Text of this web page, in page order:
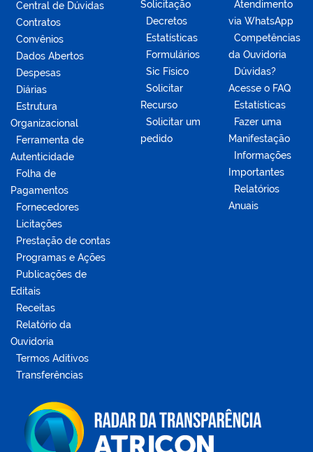
Central de Dúvidas
Contratos
Convênios
Dados Abertos
Despesas
Diárias
Estrutura
Organizacional
Ferramenta de
Autenticidade
Folha de
Pagamentos
Fornecedores
Licitações
Prestação de contas
Programas e Ações
Publicações de
Editais
Receitas
Relatório da
Ouvidoria
Termos Aditivos
Transferências
Solicitação
Decretos
Estatísticas
Formulários
Sic Físico
Solicitar
Recurso
Solicitar um
pedido
Atendimento
via WhatsApp
Competências
da Ouvidoria
Dúvidas?
Acesse o FAQ
Estatísticas
Fazer uma
Manifestação
Informações
Importantes
Relatórios
Anuais